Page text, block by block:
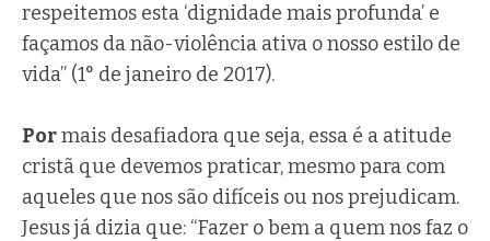
respeitemos esta ‘dignidade mais profunda’ e
façamos da não-violência ativa o nosso estilo de
vida” (1° de janeiro de 2017).
Pormais desafiadora que seja, essa é a atitude
cristã que devemos praticar, mesmo para com
aqueles que nos são difíceis ou nos prejudicam.
Jesus já dizia que: “Fazer o bem a quem nos faz o